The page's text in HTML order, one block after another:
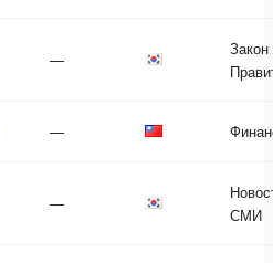
—
Закон
—
—
СМИ